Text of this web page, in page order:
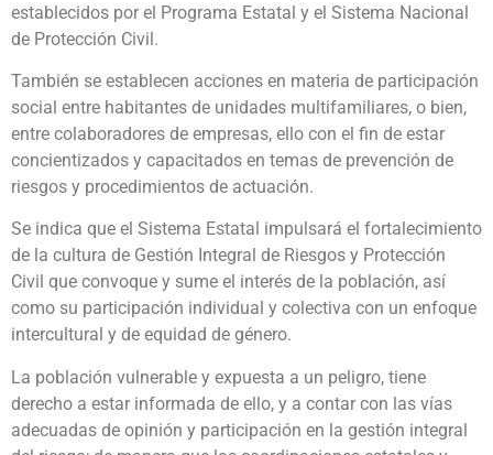
establecidos por el Programa Estatal y el Sistema Nacional
de Protección Civil.
También se establecen acciones en materia de participación
social entre habitantes de unidades multifamiliares, o bien,
entre colaboradores de empresas, ello con el fin de estar
concientizados y capacitados en temas de prevención de
riesgos y procedimientos de actuación.
Se indica que el Sistema Estatal impulsará el fortalecimiento
de la cultura de Gestión Integral de Riesgos y Protección
Civil que convoque y sume el interés de la población, así
como su participación individual y colectiva con un enfoque
intercultural y de equidad de género.
La población vulnerable y expuesta a un peligro, tiene
derecho a estar informada de ello, y a contar con las vías
adecuadas de opinión y participación en la gestión integral